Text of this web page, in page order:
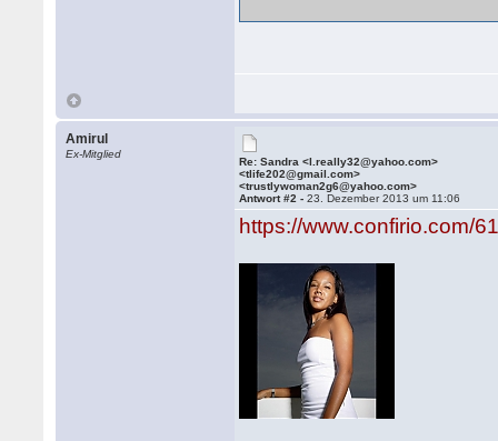
Amirul
Ex-Mitglied
Re: Sandra <l.really32@yahoo.com>
<tlife202@gmail.com>
<trustlywoman2g6@yahoo.com>
Antwort #2 -23. Dezember 2013 um 11:06
https://www.confirio.com/